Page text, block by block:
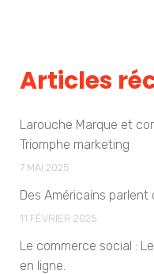
Articles
Larouche Marque et
Triomphe marketing
7 MAI 2025
Des Américains parlent
11 FÉVRIER 2025
Le commerce social :
en ligne.